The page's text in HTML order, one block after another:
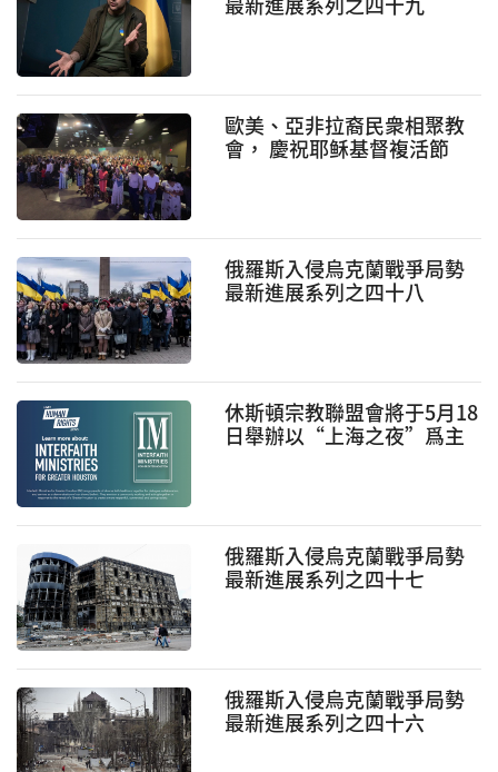
歐美、亞非拉裔民衆相聚教
會， 慶祝耶稣基督複活節
俄羅斯入侵烏克蘭戰爭局勢
最新進展系列之四十八
休斯頓宗教聯盟會將于5月18
日舉辦以“上海之夜”爲主
俄羅斯入侵烏克蘭戰爭局勢
最新進展系列之四十七
俄羅斯入侵烏克蘭戰爭局勢
最新進展系列之四十六